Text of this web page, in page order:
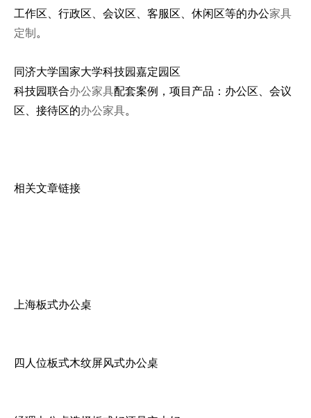
工作区、行政区、会议区、客服区、休闲区等的办公家具
定制 。
同济大学国家大学科技园嘉定园区
科技园联合办公家具配套案例，项目产品：办公区、会议
区、接待区的办公家具。
相关文章链接
上海板式办公桌
四人位板式木纹屏风式办公桌